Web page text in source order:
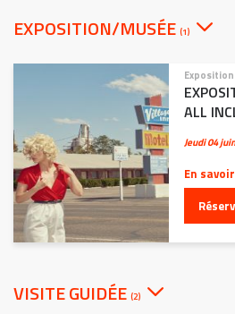
EXPOSITION/MUSÉE (1)
ALL
Jeudi 04
En
VISITE GUIDÉE (2)